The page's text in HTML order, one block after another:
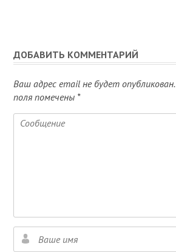
ДОБАВИТЬ КОММЕНТАРИЙ
Ваш адрес email не будет опубликован.
поля помечены *